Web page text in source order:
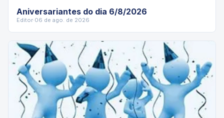
Aniversariantes do dia 6/8/2026
Editor·06 de ago. de 2026